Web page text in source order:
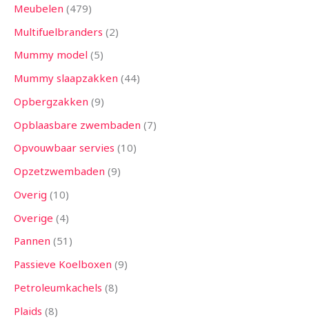
Meubelen 479
Multifuelbranders 2
Mummy model 5
Mummy slaapzakken 44
Opbergzakken 9
Opblaasbare zwembaden 7
Opvouwbaar servies 10
Opzetzwembaden 9
Overig 10
Overige 4
Pannen 51
Passieve Koelboxen 9
Petroleumkachels 8
Plaids 8